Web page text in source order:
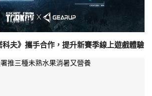
科夫》攜手合作，提升新賽季線上遊戲體驗